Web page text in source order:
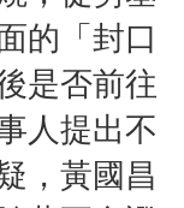
的「封口
是否前往
人提出不
，黃國昌